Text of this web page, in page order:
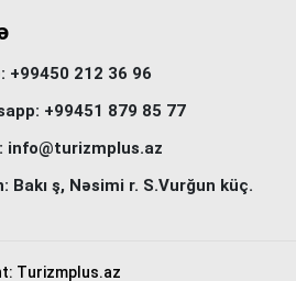
+99450 212 36 96
+99451 879 85 77
info@turizmplus.az
Bakı ş, Nəsimi r. S.Vurğun küç.
Turizmplus.az